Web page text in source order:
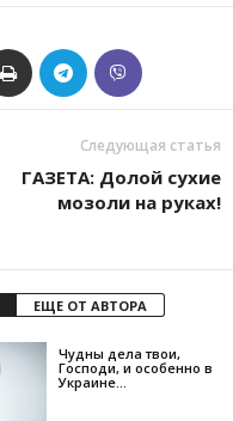
Следующая статья
ГАЗЕТА: Долой сухие
мозоли на руках!
ЕЩЕ ОТ АВТОРА
Чудны дела твои,
Господи, и особенно в
Украине…